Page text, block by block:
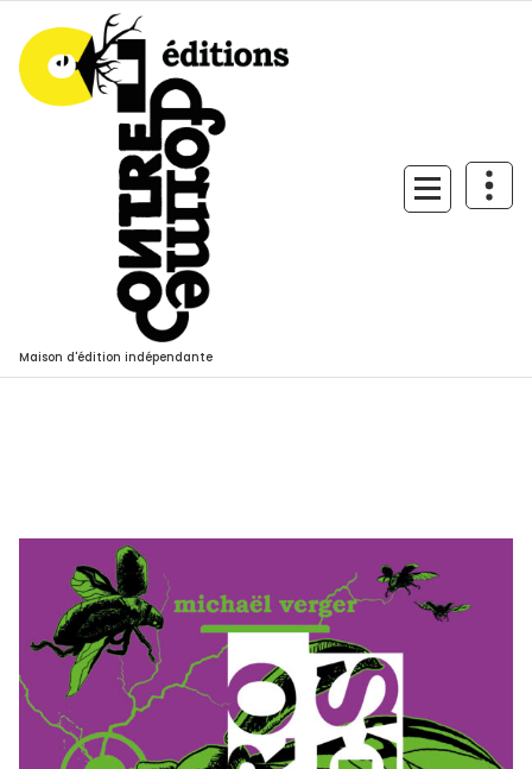
contenu
Maison d'édition indépendante